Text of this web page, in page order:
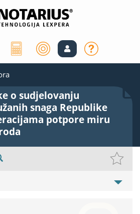
o sudjelovanju
snaga Republike
potpore miru